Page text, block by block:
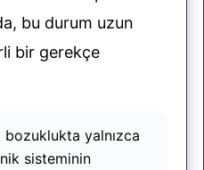
bu durum uzun
bir gerekçe
yalnızca
sisteminin